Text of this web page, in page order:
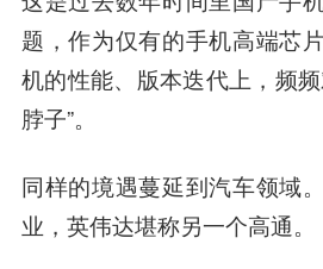
题，作为仅有的手机高端芯
机的性能、版本迭代上，频
脖子”。
同样的境遇蔓延到汽车领域
业，英伟达堪称另一个高通。